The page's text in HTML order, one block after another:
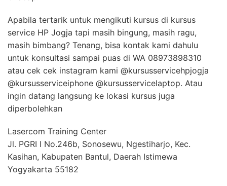
Apabila tertarik untuk mengikuti kursus di kursus
service HP Jogja tapi masih bingung, masih ragu,
masih bimbang? Tenang, bisa kontak kami dahulu
untuk konsultasi sampai puas di WA 08973898310
atau cek cek instagram kami @kursusservicehpjogja
@kursusserviceiphone @kursusservicelaptop. Atau
ingin datang langsung ke lokasi kursus juga
diperbolehkan
Lasercom Training Center
Jl. PGRI I No.246b, Sonosewu, Ngestiharjo, Kec.
Kasihan, Kabupaten Bantul, Daerah Istimewa
Yogyakarta 55182